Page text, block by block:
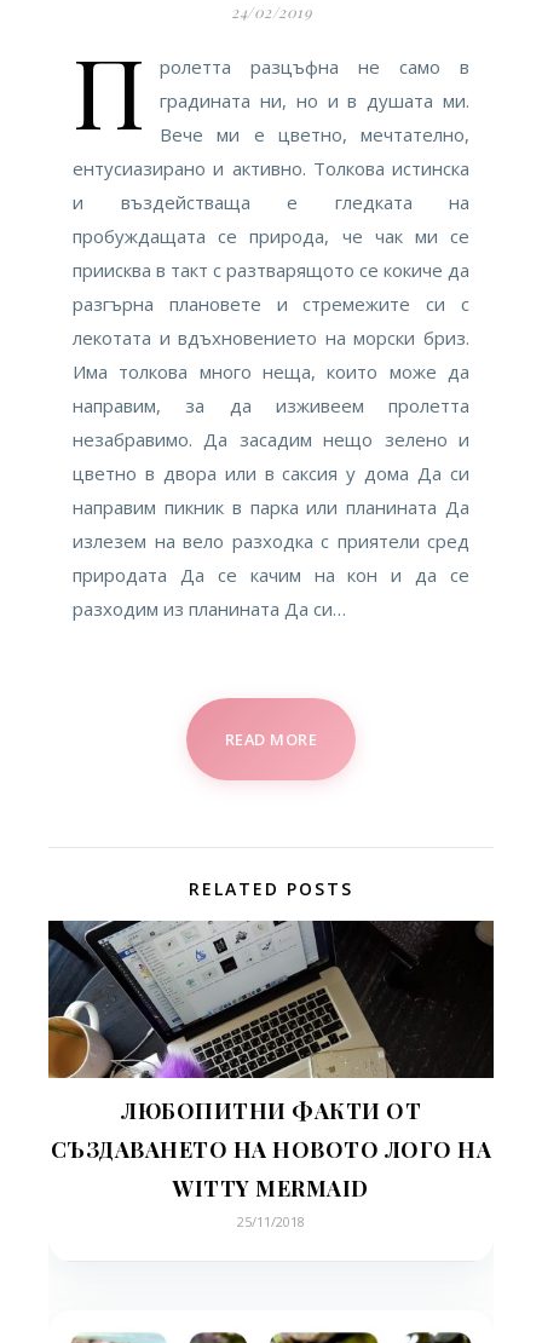
24/02/2019
П
ролетта разцъфна не само в
градината ни, но и в душата ми.
Вече ми е цветно, мечтателно,
ентусиазирано и активно. Толкова истинска
и въздействаща е гледката на
пробуждащата се природа, че чак ми се
приисква в такт с разтварящото се кокиче да
разгърна плановете и стремежите си с
лекотата и вдъхновението на морски бриз.
Има толкова много неща, които може да
направим, за да изживеем пролетта
незабравимо. Да засадим нещо зелено и
цветно в двора или в саксия у дома Да си
направим пикник в парка или планината Да
излезем на вело разходка с приятели сред
природата Да се качим на кон и да се
разходим из планината Да си…
READ MORE
RELATED POSTS
ЛЮБОПИТНИ ФАКТИ ОТ
СЪЗДАВАНЕТО НА НОВОТО ЛОГО НА
WITTY MERMAID
25/11/2018